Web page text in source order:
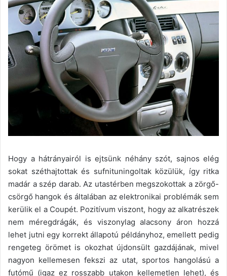
Hogy a hátrányairól is ejtsünk néhány szót, sajnos elég
sokat széthajtottak és sufnituningoltak közülük, így ritka
madár a szép darab. Az utastérben megszokottak a zörgő-
csörgő hangok és általában az elektronikai problémák sem
kerülik el a Coupét. Pozitívum viszont, hogy az alkatrészek
nem méregdrágák, és viszonylag alacsony áron hozzá
lehet jutni egy korrekt állapotú példányhoz, emellett pedig
rengeteg örömet is okozhat újdonsült gazdájának, mivel
nagyon kellemesen fekszi az utat, sportos hangolású a
futómű (igaz ez rosszabb utakon kellemetlen lehet), és